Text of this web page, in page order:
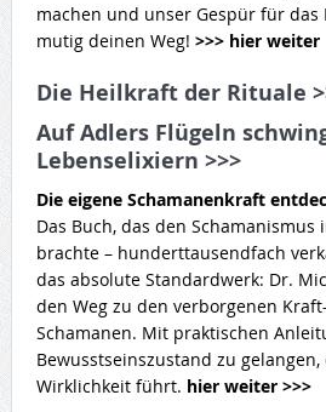
machen und unser Gespür für das
mutig deinen Weg! >>> hier weiter
Die Heilkraft der Rituale
Auf Adlers Flügeln
Lebenselixiern >>>
Die eigene Schamanenkraft
Das Buch, das den
brachte – hunderttausendfach
das absolute Standardwerk: Dr.
den Weg zu den verborgenen
Schamanen. Mit praktischen
Bewusstseinszustand zu
Wirklichkeit führt. hier weiter >>>